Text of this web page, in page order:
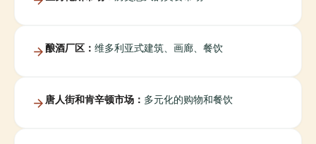
酿酒厂区： 维多利亚式建筑、画廊、餐饮
唐人街和肯辛顿市场： 多元化的购物和餐饮